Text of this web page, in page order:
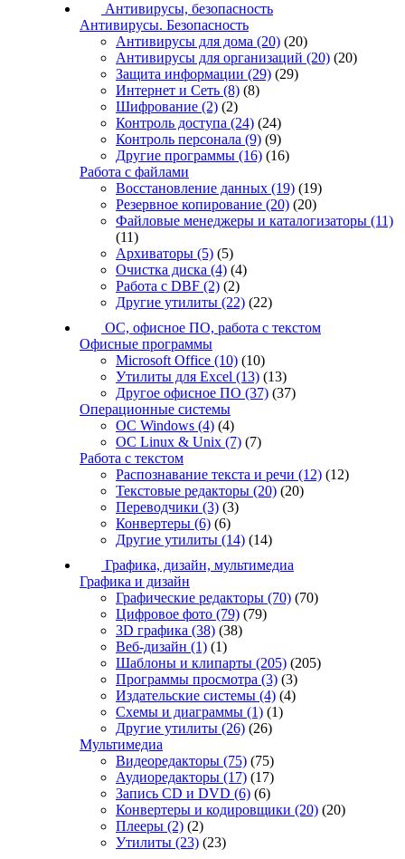
Антивирусы, безопасность
Антивирусы. Безопасность
Антивирусы для дома (20) (20)
Антивирусы для организаций (20) (20)
Защита информации (29) (29)
Интернет и Сеть (8) (8)
Шифрование (2) (2)
Контроль доступа (24) (24)
Контроль персонала (9) (9)
Другие программы (16) (16)
Работа с файлами
Восстановление данных (19) (19)
Резервное копирование (20) (20)
Файловые менеджеры и каталогизаторы (11)
(11)
Архиваторы (5) (5)
Очистка диска (4) (4)
Работа с DBF (2) (2)
Другие утилиты (22) (22)
ОС, офисное ПО, работа с текстом
Офисные программы
Microsoft Office (10) (10)
Утилиты для Excel (13) (13)
Другое офисное ПО (37) (37)
Операционные системы
ОС Windows (4) (4)
ОС Linux & Unix (7) (7)
Работа с текстом
Распознавание текста и речи (12) (12)
Текстовые редакторы (20) (20)
Переводчики (3) (3)
Конвертеры (6) (6)
Другие утилиты (14) (14)
Графика, дизайн, мультимедиа
Графика и дизайн
Графические редакторы (70) (70)
Цифровое фото (79) (79)
3D графика (38) (38)
Веб-дизайн (1) (1)
Шаблоны и клипарты (205) (205)
Программы просмотра (3) (3)
Издательские системы (4) (4)
Схемы и диаграммы (1) (1)
Другие утилиты (26) (26)
Мультимедиа
Видеоредакторы (75) (75)
Аудиоредакторы (17) (17)
Запись CD и DVD (6) (6)
Конвертеры и кодировщики (20) (20)
Плееры (2) (2)
Утилиты (23) (23)